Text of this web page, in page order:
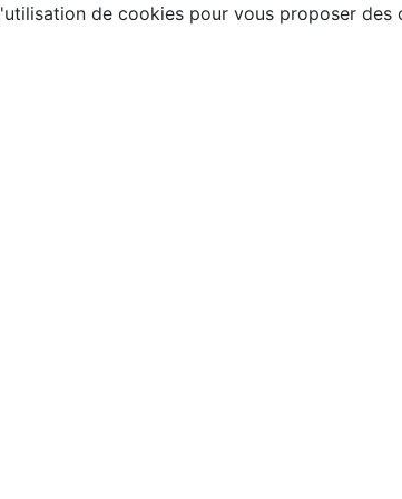
de cookies pour vous proposer des